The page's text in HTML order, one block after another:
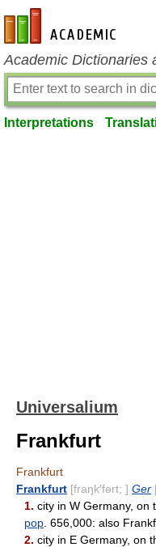
en-academic.com
Academic Dictionaries
Interpretations
Universalium
Frankfurt
Frankfurt
Frankfurt [fraŋk′fərt; ] Ger
1. city in W Germany, on
pop . 656,000: also
2. city in E Germany, on